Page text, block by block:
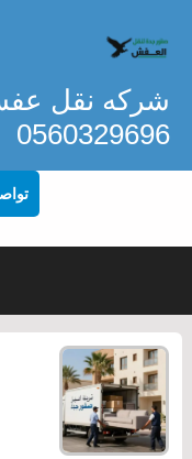
شركه نقل
0560329696